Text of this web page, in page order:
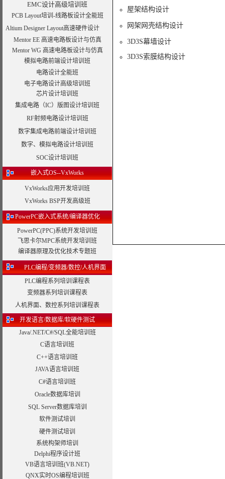
EMC设计高级培训班
PCB Layout培训-线路板设计全能班
Altium Designer Layout高速硬件设计
Mentor EE 高速电路板设计与仿真
Mentor WG 高速电路板设计与仿真
模拟电路前端设计培训班
电路设计全能班
电子电路设计高级培训班
芯片设计培训班
集成电路（IC）版图设计培训班
RF射频电路设计培训班
数字集成电路前端设计培训班
数字、模拟电路设计培训班
SOC设计培训班
嵌入式OS--VxWorks
VxWorks应用开发培训班
VxWorks BSP开发高级班
PowerPC嵌入式系统/编译器优化
PowerPC(PPC)系统开发培训班
飞思卡尔MPC系统开发培训班
编译器原理及优化技术专题班
PLC编程/变频器/数控/人机界面
PLC编程系列培训课程表
变频器系列培训课程表
人机界面、数控系列培训课程表
开发语言/数据库/软硬件测试
Java/.NET/C#/SQL全能培训班
C语言培训班
C++语言培训班
JAVA语言培训班
C#语言培训班
Oracle数据库培训
SQL Server数据库培训
软件测试培训
硬件测试培训
系统构架师培训
Delphi程序设计班
VB语言培训班(VB.NET)
QNX实时OS编程培训班
屋架结构设计
网架网壳结构设计
3D3S幕墙设计
3D3S索膜结构设计